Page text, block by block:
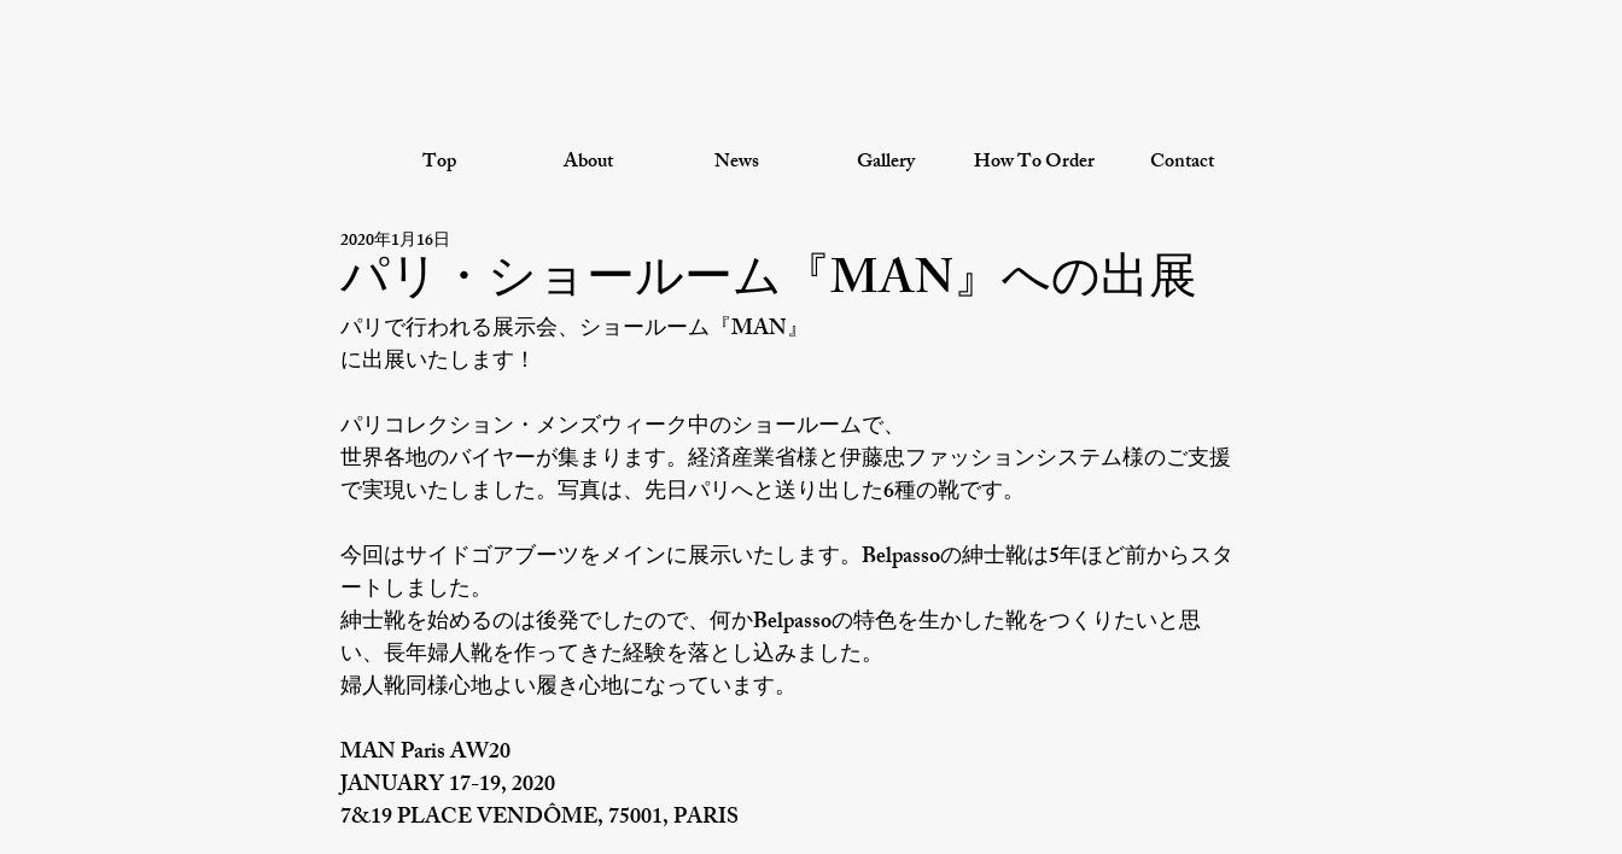
Top About News Gallery How To Order Contact
パリ・ショールーム『MAN』への出展
2020年1月16日
パリで行われる展示会、ショールーム『MAN』
に出展いたします！
パリコレクション・メンズウィーク中のショールームで、
世界各地のバイヤーが集まります。経済産業省様と伊藤忠ファッションシステム様のご支援
で実現いたしました。写真は、先日パリへと送り出した6種の靴です。
今回はサイドゴアブーツをメインに展示いたします。Belpassoの紳士靴は5年ほど前からスタ
ートしました。
紳士靴を始めるのは後発でしたので、何かBelpassoの特色を生かした靴をつくりたいと思
い、長年婦人靴を作ってきた経験を落とし込みました。
婦人靴同様心地よい履き心地になっています。
MAN Paris AW20
JANUARY 17-19, 2020
7&19 PLACE VENDÔME, 75001, PARIS